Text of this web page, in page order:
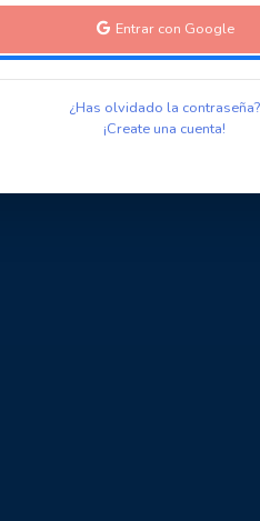
Entrar con Google
¿Has olvidado la contraseña?
¡Create una cuenta!